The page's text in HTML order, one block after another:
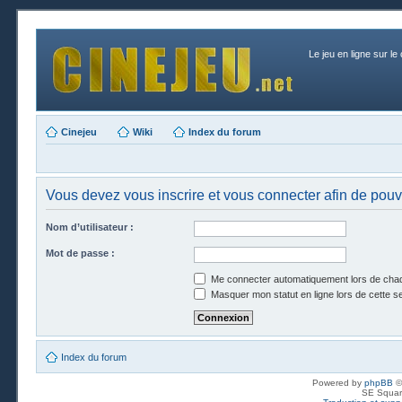
Le jeu en ligne sur le
Cinejeu Wiki Index du forum
Vous devez vous inscrire et vous connecter afin de
Nom d’utilisateur :
Mot de passe :
Me connecter automatiquement lors de
Masquer mon statut en ligne lors de cette
Index du forum
Powered by phpBB
SE